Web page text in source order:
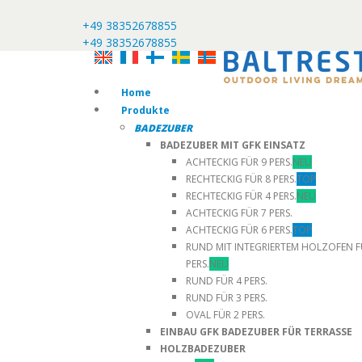
+49 38352678855
+49 38352678855
Home
Produkte
BADEZUBER
BADEZUBER MIT GFK EINSATZ
ACHTECKIG FÜR 9 PERS.NEU
RECHTECKIG FÜR 8 PERS.TOP
RECHTECKIG FÜR 4 PERS.NEU
ACHTECKIG FÜR 7 PERS.
ACHTECKIG FÜR 6 PERS.TOP
RUND MIT INTEGRIERTEM HOLZOFEN
PERS.NEU
RUND FÜR 4 PERS.
RUND FÜR 3 PERS.
OVAL FÜR 2 PERS.
EINBAU GFK BADEZUBER FÜR TERRASSE
HOLZBADEZUBER